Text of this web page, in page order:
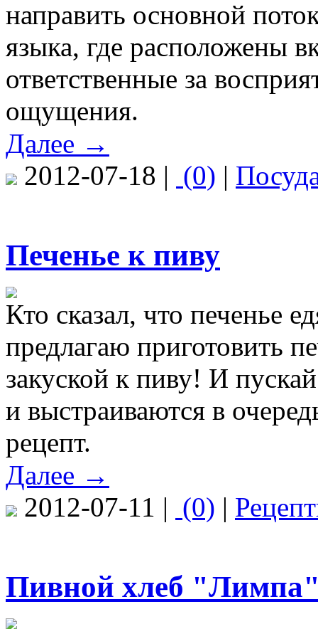
направить основной
языка, где расположены
ответственные за
ощущения.
Далее →
2012-07-18 | (0) |
Печенье к пиву
Кто сказал, что печенье
предлагаю приготовить
закуской к пиву! И
и выстраиваются в
рецепт.
Далее →
2012-07-11 | (0) |
Пивной хлеб